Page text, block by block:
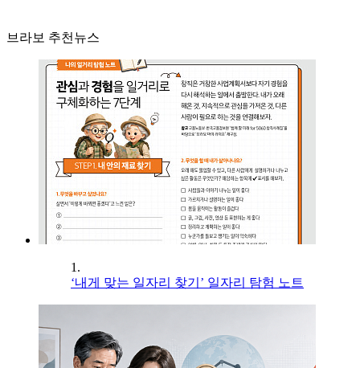
브라보 추천뉴스
1.
‘내게 맞는 일자리 찾기’ 일자리 탐험 노트